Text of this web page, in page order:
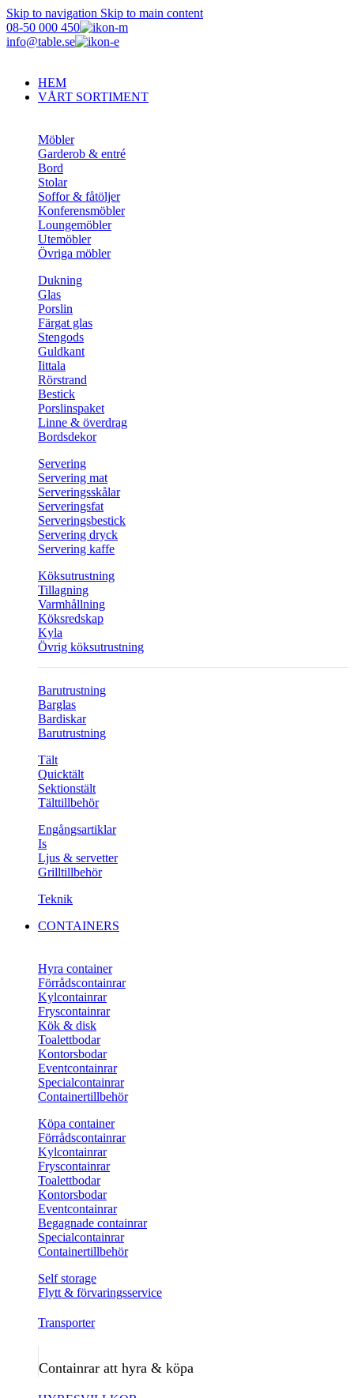
Skip to navigation Skip to main content
08-50 000 450
info@table.se
HEM
VÅRT SORTIMENT
Möbler
Garderob & entré
Bord
Stolar
Soffor & fåtöljer
Konferensmöbler
Loungemöbler
Utemöbler
Övriga möbler
Dukning
Glas
Porslin
Färgat glas
Stengods
Guldkant
Iittala
Rörstrand
Bestick
Porslinspaket
Linne & överdrag
Bordsdekor
Servering
Servering mat
Serveringsskålar
Serveringsfat
Serveringsbestick
Servering dryck
Servering kaffe
Köksutrustning
Tillagning
Varmhållning
Köksredskap
Kyla
Övrig köksutrustning
Barutrustning
Barglas
Bardiskar
Barutrustning
Tält
Quicktält
Sektionstält
Tälttillbehör
Engångsartiklar
Is
Ljus & servetter
Grilltillbehör
Teknik
CONTAINERS
Hyra container
Förrådscontainrar
Kylcontainrar
Fryscontainrar
Kök & disk
Toalettbodar
Kontorsbodar
Eventcontainrar
Specialcontainrar
Containertillbehör
Köpa container
Förrådscontainrar
Kylcontainrar
Fryscontainrar
Toalettbodar
Kontorsbodar
Eventcontainrar
Begagnade containrar
Specialcontainrar
Containertillbehör
Self storage
Flytt & förvaringsservice
Transporter
Containrar att hyra & köpa